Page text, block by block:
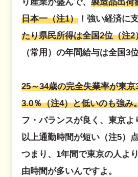
日本一（注1）！強い経済に
たり県民所得は全国2位（注2
（常用）の年間給与は全国3
25～34歳の完全失業率が東
3.0％（注4）と低いのも強み
フ・バランスが良く、東京よ
以上通勤時間が短い（注5）
つまり、1年間で東京の人よ
由時間が多いんですよ。